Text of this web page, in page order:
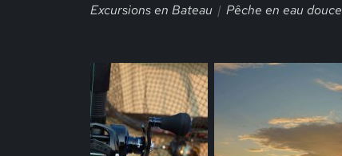
Excursions en Bateau Pêche en eau douce